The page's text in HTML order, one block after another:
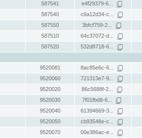
587541 e4f29379-6...
587540 c6a12d34-c...
587550 3bfcf759-2...
587510 64c37072-d...
587520 532d8718-6...
9520081 8ac85e6c-6...
9520060 721313e7-9...
9520020 86c5688f-2...
9520030 7f01fbd8-6...
9520040 61394669-3...
9520050 cb93548e-c...
9520070 00e386ac-e...